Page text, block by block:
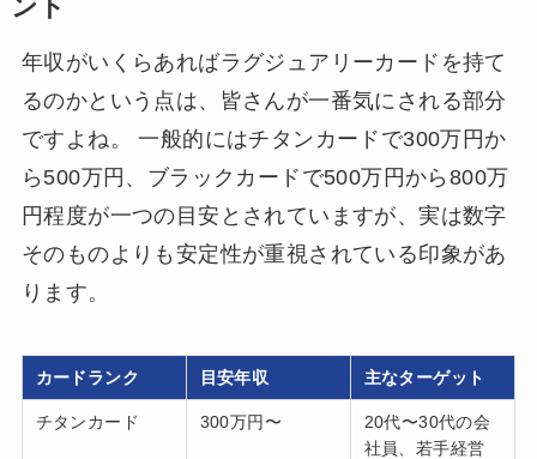
ント
年収がいくらあればラグジュアリーカードを持て
るのかという点は、皆さんが一番気にされる部分
ですよね。 一般的にはチタンカードで300万円か
ら500万円、ブラックカードで500万円から800万
円程度が一つの目安とされていますが、実は数字
そのものよりも安定性が重視されている印象があ
ります。
カードランク 目安年収 主なターゲット
チタンカード 300万円〜
20代〜30代の会
社員、若手経営